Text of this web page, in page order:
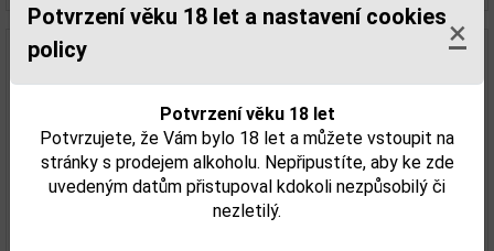
Potvrzení věku 18 let a nastavení cookies
policy
×
Potvrzení věku 18 let
Potvrzujete, že Vám bylo 18 let a můžete vstoupit na
stránky s prodejem alkoholu. Nepřipustíte, aby ke zde
uvedeným datům přistupoval kdokoli nezpůsobilý či
nezletilý.